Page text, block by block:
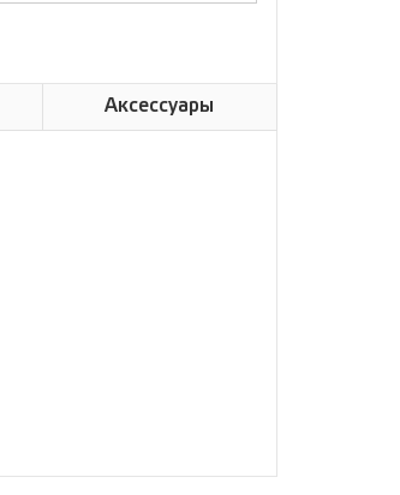
Аксессуары